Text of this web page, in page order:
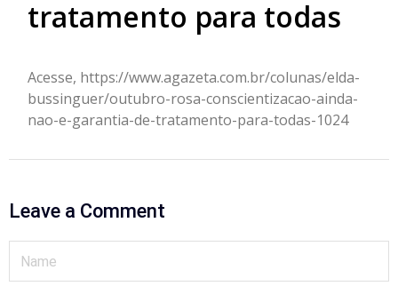
tratamento para todas
Acesse, https://www.agazeta.com.br/colunas/elda-
bussinguer/outubro-rosa-conscientizacao-ainda-
nao-e-garantia-de-tratamento-para-todas-1024
Leave a Comment